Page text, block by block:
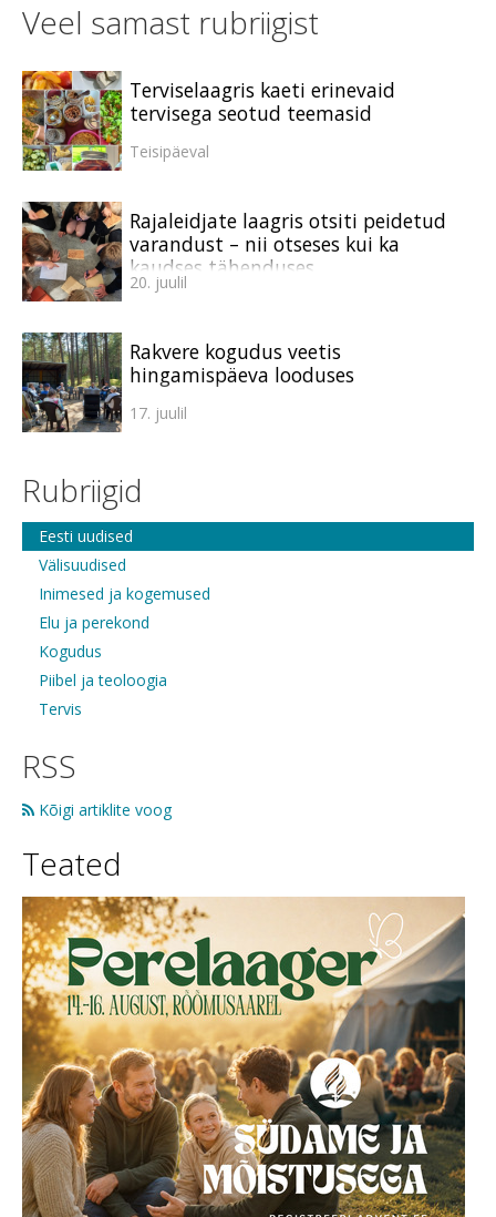
Veel samast rubriigist
Terviselaagris kaeti erinevaid
tervisega seotud teemasid
Teisipäeval
Rajaleidjate laagris otsiti peidetud
varandust – nii otseses kui ka
kaudses tähenduses
20. juulil
Rakvere kogudus veetis
hingamispäeva looduses
17. juulil
Rubriigid
Eesti uudised
Välisuudised
Inimesed ja kogemused
Elu ja perekond
Kogudus
Piibel ja teoloogia
Tervis
RSS
Kõigi artiklite voog
Teated